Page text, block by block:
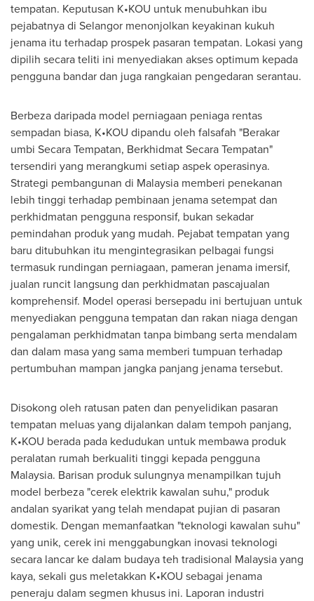
tempatan. Keputusan K•KOU untuk menubuhkan ibu
pejabatnya di Selangor menonjolkan keyakinan kukuh
jenama itu terhadap prospek pasaran tempatan. Lokasi yang
dipilih secara teliti ini menyediakan akses optimum kepada
pengguna bandar dan juga rangkaian pengedaran serantau.
Berbeza daripada model perniagaan peniaga rentas
sempadan biasa, K•KOU dipandu oleh falsafah "Berakar
umbi Secara Tempatan, Berkhidmat Secara Tempatan"
tersendiri yang merangkumi setiap aspek operasinya.
Strategi pembangunan di Malaysia memberi penekanan
lebih tinggi terhadap pembinaan jenama setempat dan
perkhidmatan pengguna responsif, bukan sekadar
pemindahan produk yang mudah. Pejabat tempatan yang
baru ditubuhkan itu mengintegrasikan pelbagai fungsi
termasuk rundingan perniagaan, pameran jenama imersif,
jualan runcit langsung dan perkhidmatan pascajualan
komprehensif. Model operasi bersepadu ini bertujuan untuk
menyediakan pengguna tempatan dan rakan niaga dengan
pengalaman perkhidmatan tanpa bimbang serta mendalam
dan dalam masa yang sama memberi tumpuan terhadap
pertumbuhan mampan jangka panjang jenama tersebut.
Disokong oleh ratusan paten dan penyelidikan pasaran
tempatan meluas yang dijalankan dalam tempoh panjang,
K•KOU berada pada kedudukan untuk membawa produk
peralatan rumah berkualiti tinggi kepada pengguna
Malaysia. Barisan produk sulungnya menampilkan tujuh
model berbeza "cerek elektrik kawalan suhu," produk
andalan syarikat yang telah mendapat pujian di pasaran
domestik. Dengan memanfaatkan "teknologi kawalan suhu"
yang unik, cerek ini menggabungkan inovasi teknologi
secara lancar ke dalam budaya teh tradisional Malaysia yang
kaya, sekali gus meletakkan K•KOU sebagai jenama
peneraju dalam segmen khusus ini. Laporan industri